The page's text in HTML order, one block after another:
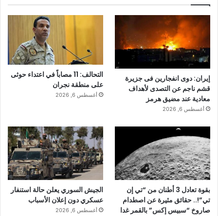
إيران: دوى انفجارين فى جزيرة
قشم ناجم عن التصدى لأهداف
معادية عند مضيق هرمز
أغسطس 6, 2026
التحالف: 11 مصاباً في اعتداء حوثى
على منطقة نجران
أغسطس 6, 2026
بقوة تعادل 3 أطنان من “تي إن
تي”!.. حقائق مثيرة عن اصطدام
صاروخ “سبيس إكس” بالقمر غدا
الجيش السوري يعلن حالة استنفار
عسكري دون إعلان الأسباب
أغسطس 6, 2026